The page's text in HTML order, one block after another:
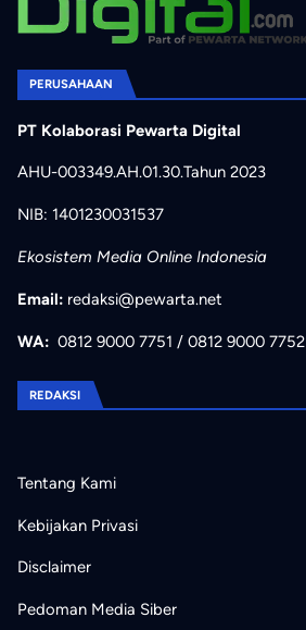
PERUSAHAAN
PT Kolaborasi Pewarta Digital
AHU-003349.AH.01.30.Tahun 2023
NIB: 1401230031537
Ekosistem Media Online Indonesia
Email: redaksi@pewarta.net
WA: 0812 9000 7751 / 0812 9000 7752
REDAKSI
Tentang Kami
Kebijakan Privasi
Disclaimer
Pedoman Media Siber